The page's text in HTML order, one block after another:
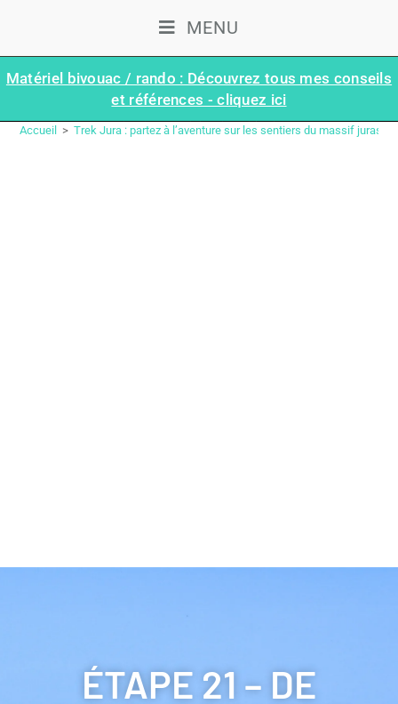
MENU
Matériel bivouac / rando : Découvrez tous mes conseils
et références - cliquez ici
Accueil > Trek Jura : partez à l’aventure sur les sentiers du massif
ÉTAPE 21 – DE